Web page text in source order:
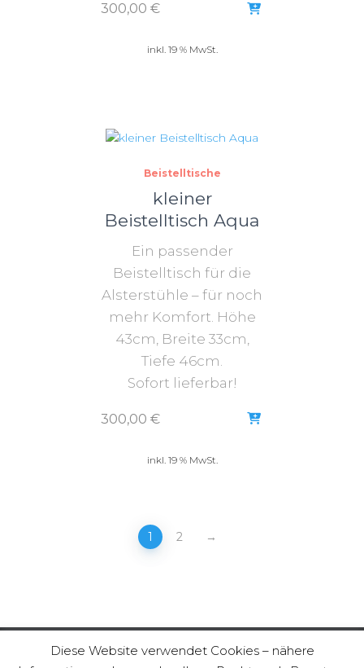
300,00 €
inkl. 19 % MwSt.
Beistelltische
kleiner
Beistelltisch Aqua
Ein passender
Beistelltisch für die
Alsterstühle – für noch
mehr Komfort. Höhe
43cm, Breite 33cm,
Tiefe 46cm.
Sofort lieferbar!
300,00 €
inkl. 19 % MwSt.
1 2 →
Diese Website verwendet Cookies – nähere